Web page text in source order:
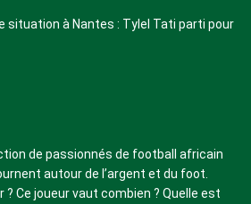
situation à Nantes : Tylel Tati parti pour
de passionnés de football africain
autour de l’argent et du foot.
? Ce joueur vaut combien ? Quelle est